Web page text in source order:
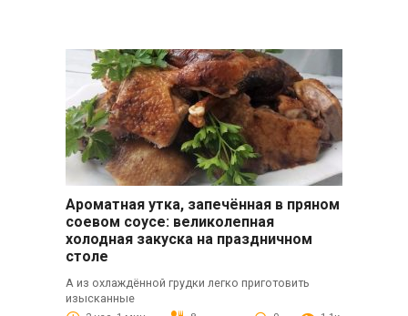
Ароматная утка, запечённая в пряном
соевом соусе: великолепная
холодная закуска на праздничном
столе
А из охлаждённой грудки легко приготовить
изысканные